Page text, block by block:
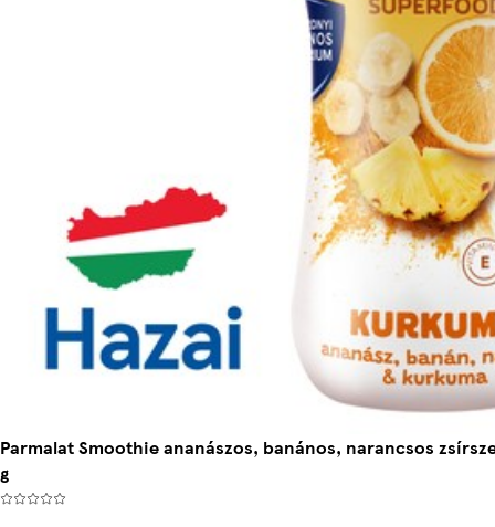
Parmalat Smoothie ananászos, banános, narancsos
g